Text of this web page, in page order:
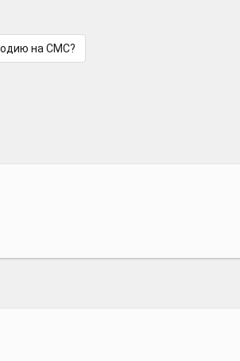
на СМС?